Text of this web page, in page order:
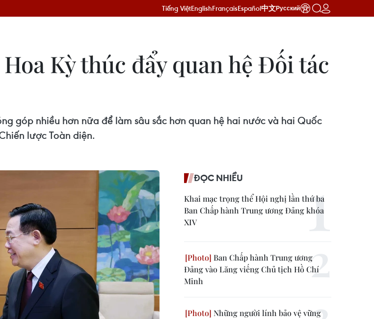
Tiếng ViệtEnglishFrançaisEspañol中文Русский
Kỳ thúc đẩy quan hệ Đối tác
góp nhiều hơn nữa để làm sâu sắc hơn quan hệ hai nước và hai Quốc
lược Toàn diện.
ĐỌC NHIỀU
Khai mạc trọng thể Hội nghị lần thứ ba
Ban Chấp hành Trung ương Đảng khóa
XIV
Ban Chấp hành Trung ương
Đảng vào Lăng viếng Chủ tịch Hồ Chí
Minh
Những người lính bảo vệ vững